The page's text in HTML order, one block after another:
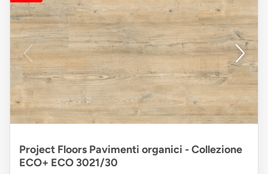
Project Floors Pavimenti organici - Collezione
ECO+ ECO 3021/30